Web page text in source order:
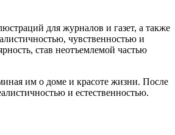
для журналов и газет, а также
чувственностью и
став неотъемлемой частью
им о доме и красоте жизни. После
и естественностью.